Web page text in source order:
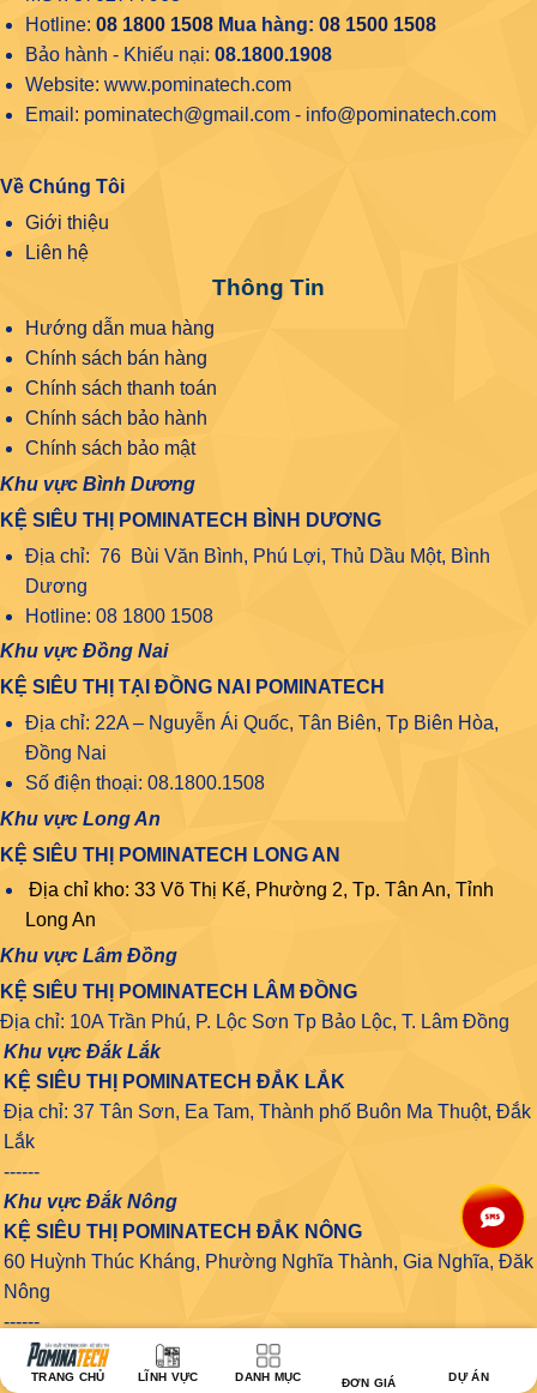
Hotline: 08 1800 1508Mua hàng: 08 1500 1508
Bảo hành - Khiếu nại: 08.1800.1908
Website: www.pominatech.com
Email: pominatech@gmail.com - info@pominatech.com
Về Chúng Tôi
Giới thiệu
Liên hệ
Thông Tin
Hướng dẫn mua hàng
Chính sách bán hàng
Chính sách thanh toán
Chính sách bảo hành
Chính sách bảo mật
Khu vực Bình Dương
KỆ SIÊU THỊ POMINATECH BÌNH DƯƠNG
Địa chỉ: 76 Bùi Văn Bình, Phú Lợi, Thủ Dầu Một, Bình
Dương
Hotline: 08 1800 1508
Khu vực Đồng Nai
KỆ SIÊU THỊ TẠI ĐỒNG NAI POMINATECH
Địa chỉ: 22A – Nguyễn Ái Quốc, Tân Biên, Tp Biên Hòa,
Đồng Nai
Số điện thoại: 08.1800.1508
Khu vực Long An
KỆ SIÊU THỊ POMINATECH LONG AN
Địa chỉ kho: 33 Võ Thị Kế, Phường 2, Tp. Tân An, Tỉnh
Long An
Khu vực Lâm Đồng
KỆ SIÊU THỊ POMINATECH LÂM ĐỒNG
Địa chỉ: 10A Trần Phú, P. Lộc Sơn Tp Bảo Lộc, T. Lâm Đồng
Khu vực Đắk Lắk
KỆ SIÊU THỊ POMINATECH ĐẮK LẮK
Địa chỉ: 37 Tân Sơn, Ea Tam, Thành phố Buôn Ma Thuột, Đắk
Lắk
------
Khu vực Đắk Nông
KỆ SIÊU THỊ POMINATECH ĐẮK NÔNG
60 Huỳnh Thúc Kháng, Phường Nghĩa Thành, Gia Nghĩa, Đăk
Nông
------
Khu vực Gia Lai
KỆ SIÊU THỊ POMINATECH GIA LAI
TRANG CHỦ LĨNH VỰC DANH MỤC ĐƠN GIÁ DỰ ÁN